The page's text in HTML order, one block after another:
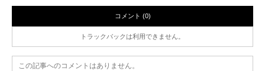
コメント (0)
トラックバックは利用できません。
この記事へのコメントはありません。